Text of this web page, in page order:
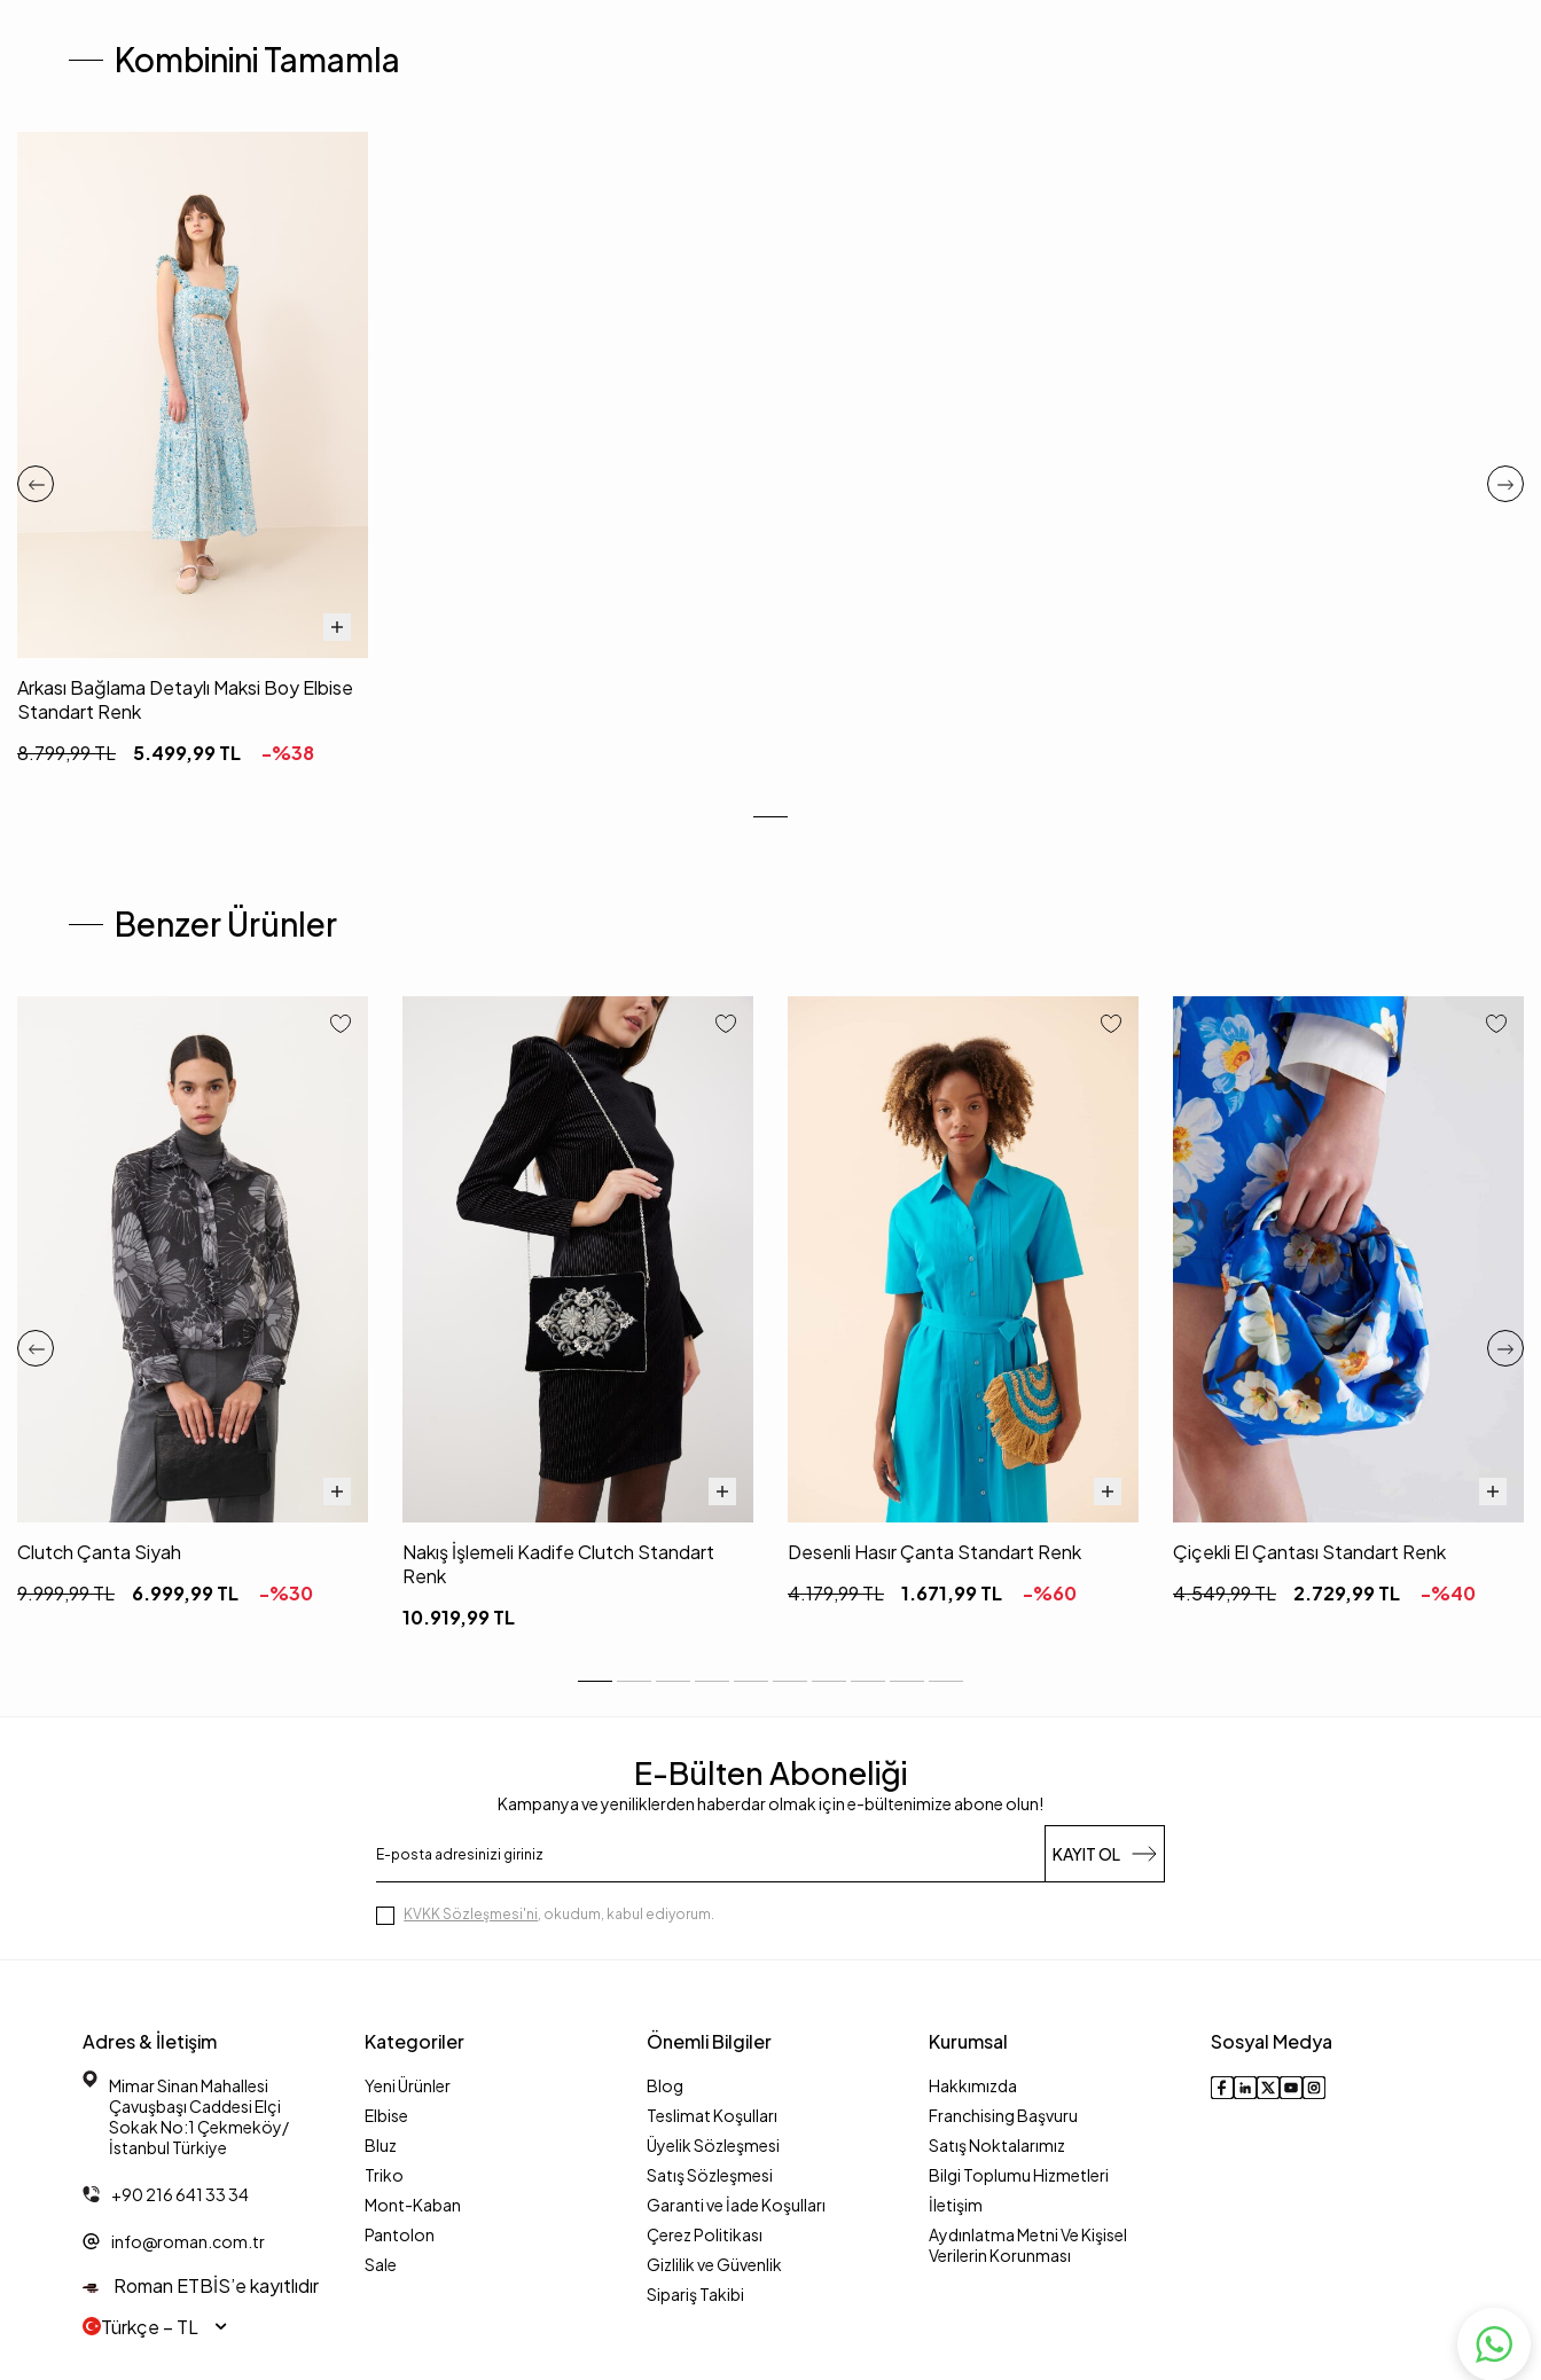
Kombinini Tamamla
Arkası Bağlama Detaylı Maksi Boy Elbise
Standart Renk
8.799,99TL 5.499,99TL -%38
Benzer Ürünler
Clutch Çanta Siyah
9.999,99TL 6.999,99TL -%30
Nakış İşlemeli Kadife Clutch Standart
Renk
10.919,99TL
Desenli Hasır Çanta Standart Renk
4.179,99TL 1.671,99TL -%60
Çiçekli El Çantası Standart Renk
4.549,99TL 2.729,99TL -%40
E-Bülten Aboneliği
Kampanya ve yeniliklerden haberdar olmak için e-bültenimize abone olun!
KAYIT OL
KVKK Sözleşmesi'ni, okudum, kabul ediyorum.
Adres & İletişim
Mimar Sinan Mahallesi
Çavuşbaşı Caddesi Elçi
Sokak No:1 Çekmeköy/
İstanbul Türkiye
+90 216 641 33 34
info@roman.com.tr
Roman ETBİS’e kayıtlıdır
Türkçe − TL
Kategoriler
Yeni Ürünler
Elbise
Bluz
Triko
Mont-Kaban
Pantolon
Sale
Önemli Bilgiler
Blog
Teslimat Koşulları
Üyelik Sözleşmesi
Satış Sözleşmesi
Garanti ve İade Koşulları
Çerez Politikası
Gizlilik ve Güvenlik
Sipariş Takibi
Kurumsal
Hakkımızda
Franchising Başvuru
Satış Noktalarımız
Bilgi Toplumu Hizmetleri
İletişim
Aydınlatma Metni Ve Kişisel
Verilerin Korunması
Sosyal Medya